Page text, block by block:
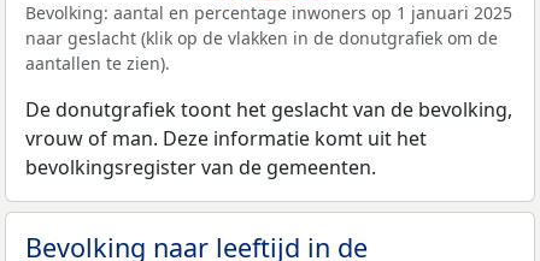
Bevolking: aantal en percentage inwoners op 1 januari 2025
naar geslacht (klik op de vlakken in de donutgrafiek om de
aantallen te zien).
De donutgrafiek toont het geslacht van de bevolking,
vrouw of man. Deze informatie komt uit het
bevolkingsregister van de gemeenten.
Bevolking naar leeftijd in de